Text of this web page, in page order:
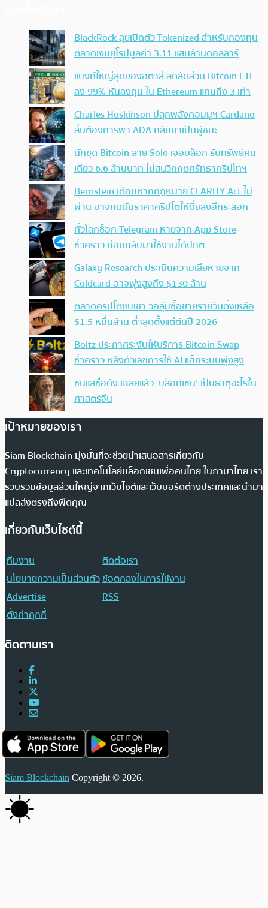
BlackRock ลุยเปิดตัว Tokenized สำหรับกองทุน
ตลาดเงินยุโรปมูลค่า 3.11 แสนล้านดอลลาร์
แบงก์ใหญ่สุดของอิตาลี ลดสัดส่วน Bitcoin ETF
ลง 99% หันลงทุน ใน Ethereum แทนถึง 3 เท่า
Charles Hoskinson ปลุกพลังคอมมูฯ Cardano
ลั่นต้องการพา ADA กลับมาเป็นผู้ชนะ
นักขุด Bitcoin สาย Solo เจอบล็อก รับทรัพย์คน
เดียว 6.6 ล้านบาท ไม่สนวิกฤตศรัทธาคริปโทฯ
Bernstein เตือนหากกฎหมาย CLARITY Act ไม่
ผ่าน อาจกดดันราคาคริปโตให้ดิ่งลงอีกระลอก
ทั่วโลกช็อก Telegram หายจาก App Store
ชั่วคราว ก่อนกลับมาใช้งานได้ปกติ
Galaxy Research ประเมินความเสียหายจาก
Coldcard อาจพุ่งสูงถึง $130 ล้าน
ตลาดคริปโตซบเซา วอลุ่มซื้อขายรายวันดิ่งเหลือ
$1.5 หมื่นล้าน ต่ำสุดตั้งแต่ต้นปี 2026
Boltz ประกาศระงับให้บริการ Bitcoin Swap
ชั่วคราว หลังตัวเลขการใช้ AI แฮ็กระบบพุ่งสูง
ซินแสชื่อดัง เฉลยแล้ว ‘บล็อกเชน’ เป็นธาตุอะไรใน
ศาสตร์จีน
เป้าหมายของเรา
Siam Blockchain มุ่งมั่นที่จะช่วยนำเสนอสารเกี่ยวกับ
Cryptocurrency และเทคโนโลยีบล็อกเชนเพื่อคนไทย ในภาษาไทย เรา
รวบรวมข้อมูลส่วนใหญ่จากเว็บไซต์และเว็บบอร์ดต่างประเทศและนำมา
แปลส่งตรงถึงฟีดคุณ
เกี่ยวกับเว็บไซต์นี้
ทีมงาน
ติดต่อเรา
นโยบายความเป็นส่วนตัวข้อตกลงในการใช้งาน
Advertise
RSS
ตั้งค่าคุกกี้
ติดตามเรา
Siam Blockchain Copyright © 2026.